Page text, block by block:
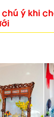
ý khi